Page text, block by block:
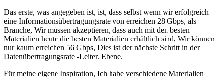
Das erste, was angegeben ist, ist, dass selbst wenn wir erfolgreich
eine Informationsübertragungsrate von erreichen 28 Gbps, als
Branche, Wir müssen akzeptieren, dass auch mit den besten
Materialien heute die besten Materialien erhältlich sind, Wir können
nur kaum erreichen 56 Gbps, Dies ist der nächste Schritt in der
Datenübertragungsrate -Leiter. Ebene.
Für meine eigene Inspiration, Ich habe verschiedene Materialien